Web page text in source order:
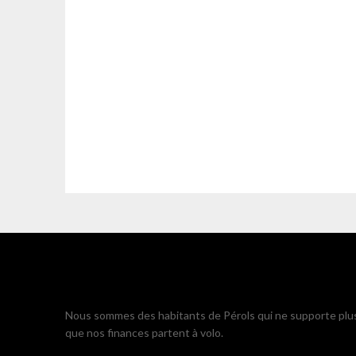
Nous sommes des habitants de Pérols qui ne supporte
que nos finances partent à volo.